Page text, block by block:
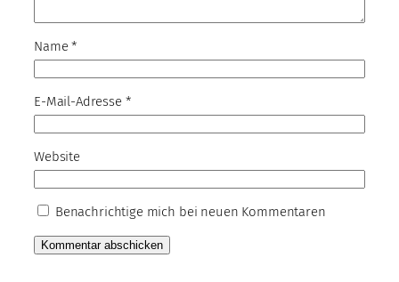
Name*
E-Mail-Adresse *
Website
Benachrichtige mich bei neuen Kommentaren